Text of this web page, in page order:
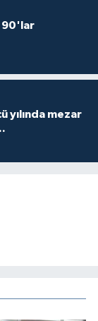
90'lar
yılında mezar